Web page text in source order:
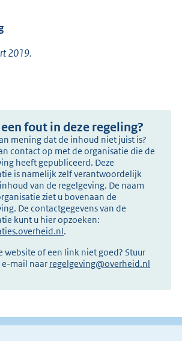
2019.
fout in deze regeling?
mening dat de inhoud niet juist is?
contact op met de organisatie die de
heeft gepubliceerd. Deze
is namelijk zelf verantwoordelijk
van de regelgeving. De naam
ziet u bovenaan de
De contactgegevens van de
kunt u hier opzoeken:
.
website of een link niet goed? Stuur
e-mail naar regelgeving@overheid.nl